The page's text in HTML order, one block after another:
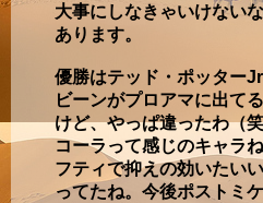
大事にしなきゃいけない
あります。
優勝はテッド・ポッター
ビーンがプロアマに出て
けど、やっぱ違ったわ（
コーラって感じのキャラ
フティで抑えの効いたい
ってたね。今後ポストミ